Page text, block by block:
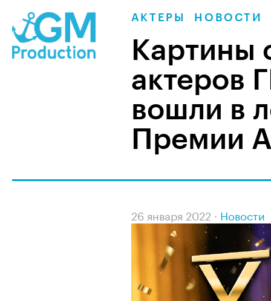
АКТЕРЫ НОВОСТИ
Картины
актеров
вошли в
Премии
26 января 2022 · Новости